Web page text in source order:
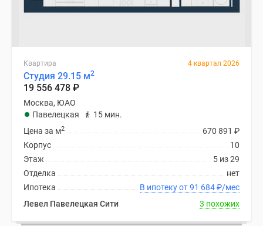
Квартира 4 квартал 2026
Студия 29.15 м2
19 556 478 ₽
Москва, ЮАО
Павелецкая
15 мин.
670 891 ₽
Цена за м2
10
Корпус
5 из 29
Этаж
нет
Отделка
В ипотеку от 91 684₽/мес
Ипотека
Левел Павелецкая Сити
3 похожих